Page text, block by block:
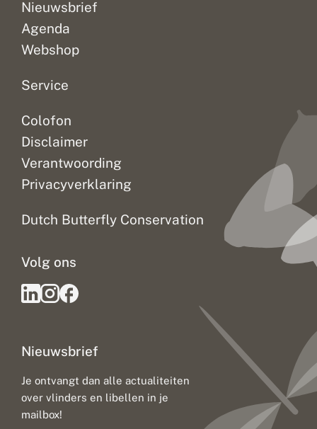
Nieuwsbrief
Agenda
Webshop
Service
Colofon
Disclaimer
Verantwoording
Privacyverklaring
Dutch Butterfly Conservation
Nieuwsbrief
Je ontvangt dan alle actualiteiten
over vlinders en libellen in je
mailbox!
Volg ons